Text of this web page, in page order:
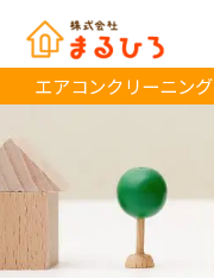
エアコンクリーニン